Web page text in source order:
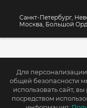
Для
общей безопасности
использовать сайт,
посредством
Санкт-Петербург,
Москва, Большой